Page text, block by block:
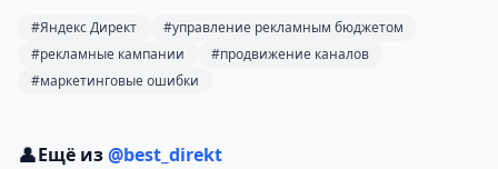
#Яндекс Директ
#управление рекламным бюджетом
#рекламные кампании
#продвижение каналов
#маркетинговые ошибки
👤Ещё из@best_direkt